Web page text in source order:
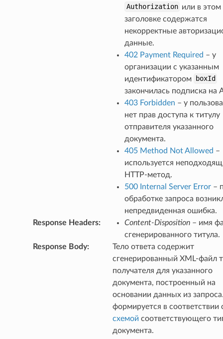
Authorization или в этом
заголовке содержатся
некорректные
данные.
402 Payment Required – у
организации с указанным
идентификатором
boxId
закончилась подписка на
403 Forbidden – у
нет прав доступа к титулу
отправителя указанного
документа.
405 Method Not Allowed –
используется
HTTP-метод.
500 Internal Server Error–
обработке запроса
непредвиденная ошибка.
Response Headers: Content-Disposition– имя
сгенерированного титула.
Response Body:
Тело ответа содержит
сгенерированный XML-файл
получателя для указанного
документа, построенный на
основании данных из
формируется в соответствии
схемой соответствующего
документа.